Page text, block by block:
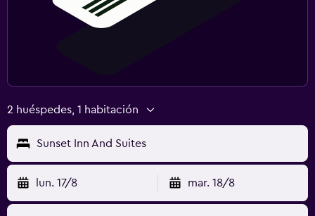
2 huéspedes, 1 habitación
Sunset Inn And Suites
lun. 17/8 mar. 18/8